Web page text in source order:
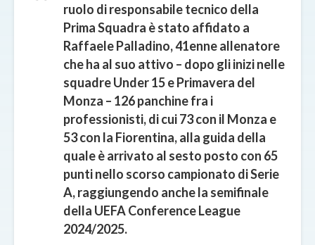
ruolo di responsabile tecnico della
Prima Squadra è stato affidato a
Raffaele Palladino, 41enne allenatore
che ha al suo attivo – dopo gli inizi nelle
squadre Under 15 e Primavera del
Monza – 126 panchine fra i
professionisti, di cui 73 con il Monza e
53 con la Fiorentina, alla guida della
quale è arrivato al sesto posto con 65
punti nello scorso campionato di Serie
A, raggiungendo anche la semifinale
della UEFA Conference League
2024/2025.